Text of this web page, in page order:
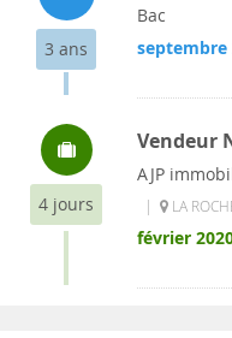
3 ans
Bac
septembre
4 jours
Vendeur
AJP
| LA
février